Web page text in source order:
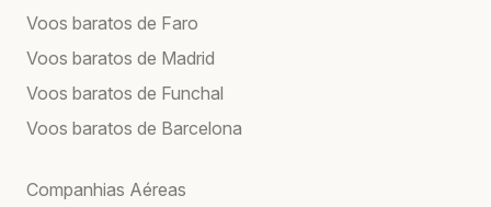
Voos baratos de Faro
Voos baratos de Madrid
Voos baratos de Funchal
Voos baratos de Barcelona
Companhias Aéreas